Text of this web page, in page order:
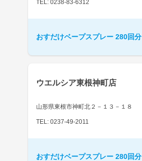
TEL: 0238-83-6312
おすだけベープスプレー 280回分
ウエルシア東根神町店
山形県東根市神町北２－１３－１８
TEL: 0237-49-2011
おすだけベープスプレー 280回分